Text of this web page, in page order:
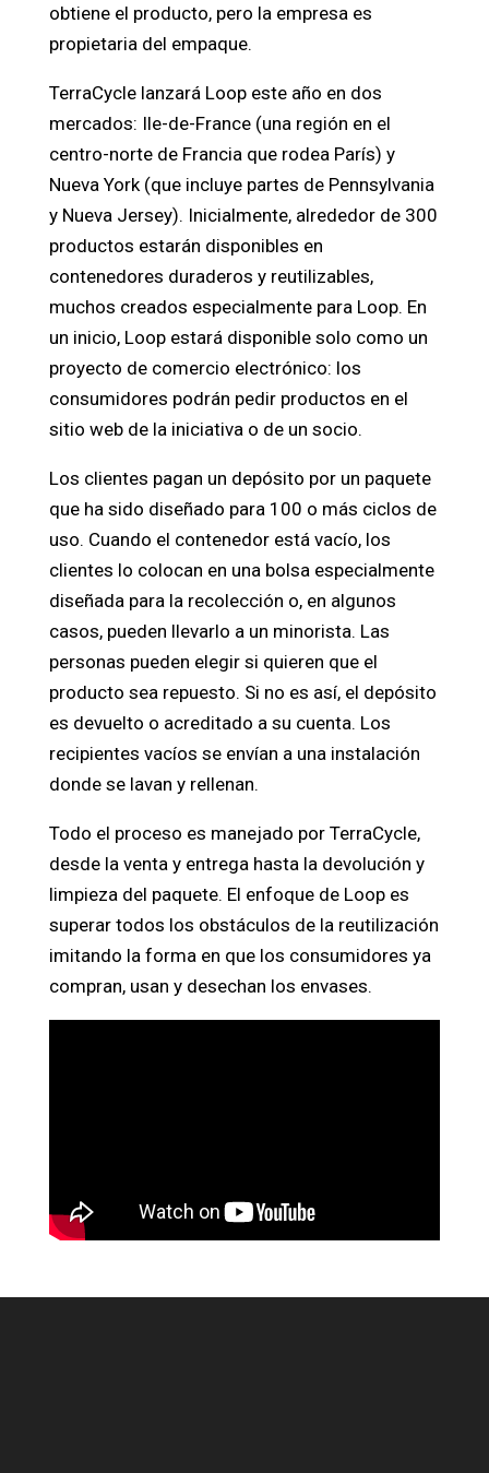
obtiene el producto, pero la empresa es
propietaria del empaque.
TerraCycle lanzará Loop este año en dos
mercados: Ile-de-France (una región en el
centro-norte de Francia que rodea París) y
Nueva York (que incluye partes de Pennsylvania
y Nueva Jersey). Inicialmente, alrededor de 300
productos estarán disponibles en
contenedores duraderos y reutilizables,
muchos creados especialmente para Loop. En
un inicio, Loop estará disponible solo como un
proyecto de comercio electrónico: los
consumidores podrán pedir productos en el
sitio web de la iniciativa o de un socio.
Los clientes pagan un depósito por un paquete
que ha sido diseñado para 100 o más ciclos de
uso. Cuando el contenedor está vacío, los
clientes lo colocan en una bolsa especialmente
diseñada para la recolección o, en algunos
casos, pueden llevarlo a un minorista. Las
personas pueden elegir si quieren que el
producto sea repuesto. Si no es así, el depósito
es devuelto o acreditado a su cuenta. Los
recipientes vacíos se envían a una instalación
donde se lavan y rellenan.
Todo el proceso es manejado por TerraCycle,
desde la venta y entrega hasta la devolución y
limpieza del paquete. El enfoque de Loop es
superar todos los obstáculos de la reutilización
imitando la forma en que los consumidores ya
compran, usan y desechan los envases.